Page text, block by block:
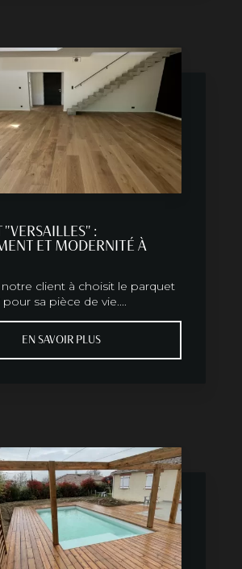
"VERSAILLES" :
ET MODERNITÉ À
client à choisit le parquet
pour sa pièce de vie....
EN SAVOIR PLUS